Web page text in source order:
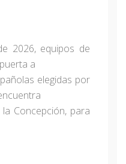
2026, equipos de
a
elegidas por
Concepción, para